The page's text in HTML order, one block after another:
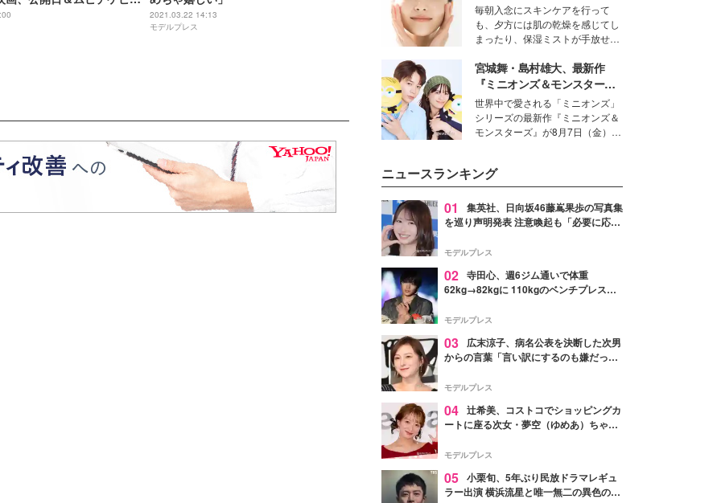
東京リベンジャーズ＞
2021.03.22 14:13
モデルプレス
個性に寄り添い、魅力を引き出す
衣装作りは、多くの女性たちに勇
気と自信を与え続けている。
ーターキャプチャリングスキ
ン（捕水肌）」がスキンケア
の常識を変える予感
毎朝入念にスキンケアを行って
も、夕方には肌の乾燥を感じてし
まったり、保湿ミストが手放せな
な美容の常識を大きく変える可能
性を秘めた、革新的な「Water
Capturing Skin（ウォーターキャ
プチャリングスキン：捕水肌）」
技術を、花王が構築した。
宮城舞・島村雄大、最新作
『ミニオンズ＆モンスター
ズ』の魅力熱弁 ハチャメチャ
だけじゃない“友情と絆”に感
動
世界中で愛される「ミニオンズ」
シリーズの最新作『ミニオンズ＆
モンスターズ』が8月7日（金）に
デルの宮城舞と島村雄大の特別対
談をお届け！それぞれの視点か
ら、今作ならではの魅力や予想外
の感動をもたらす奥深いストーリ
た。
ニュースランキング
01
集英社、日向坂46藤嶌果歩の写真集
を巡り声明発表 注意喚起も「必要に応じ
モデルプレス
02 寺田心、週6ジム通いで体重
62kg→82kgに 110kgのベンチプレス持
「かっこいい」と反響
モデルプレス
03
広末涼子、病名公表を決断した次男
からの言葉「言い訳にするのも嫌だっ
モデルプレス
04 辻希美、コストコでショッピングカ
ートに座る次女・夢空（ゆめあ）ちゃん
ぎ」「成長を感じる」の声
モデルプレス
05 小栗旬、5年ぶり民放ドラマレギュ
ラー出演 横浜流星と唯一無二の異色のバ